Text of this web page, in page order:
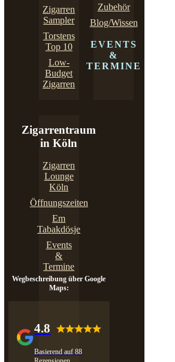
Zigarren
Sampler
Torstens
Top 10
Low-
Budget
Zigarren
Zubehör
Blog/Wissen
EVENTS
&
TERMINE
Zigarrentraum
in Köln
Zigarren
Lounge
Köln
Öffnungszeiten
Em
Tabakdösje
Events
&
Termine
Wegbeschreibung über Google
Maps:
4.8
Basierend auf 88